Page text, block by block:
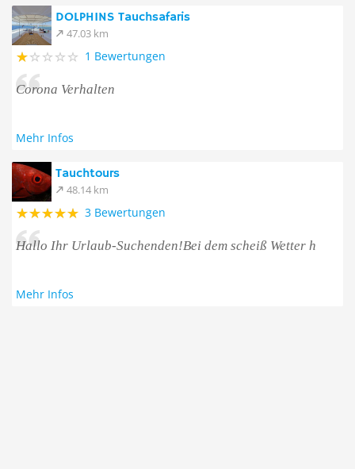
DOLPHINS Tauchsafaris
47.03 km
1 Bewertungen
Corona Verhalten
Mehr Infos
Tauchtours
48.14 km
3 Bewertungen
Hallo Ihr Urlaub-Suchenden!Bei dem scheiß Wetter h
Mehr Infos